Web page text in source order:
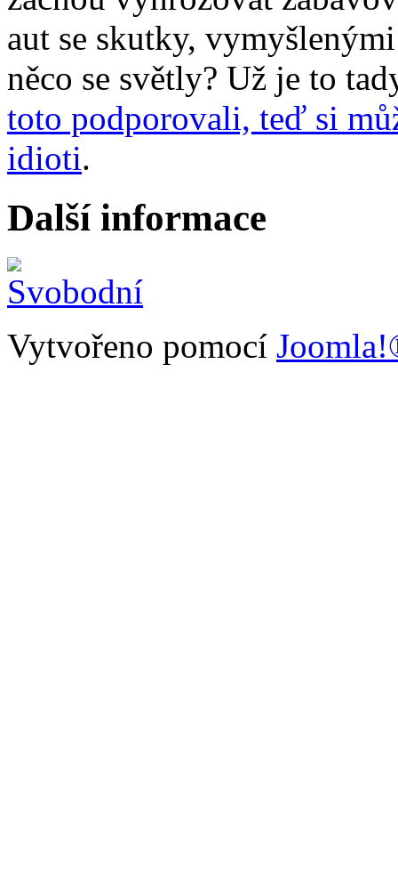
aut se skutky,
něco se světly? Už je to
toto podporovali, teď si
idioti.
Další informace
Vytvořeno pomocí